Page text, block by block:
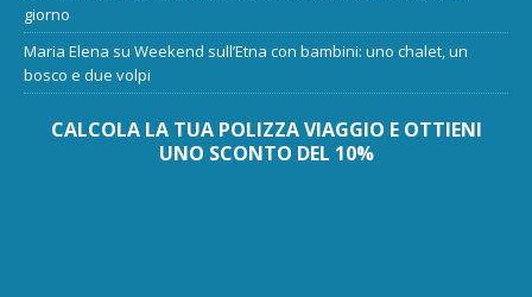
giorno
Maria Elena su Weekend sull’Etna con bambini: uno chalet, un
bosco e due volpi
CALCOLA LA TUA POLIZZA VIAGGIO E OTTIENI
UNO SCONTO DEL 10%